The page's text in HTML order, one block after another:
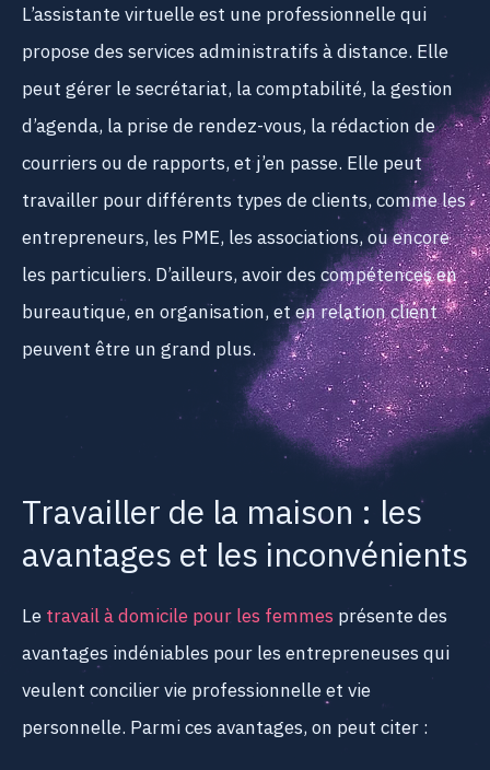
L’assistante virtuelle est une professionnelle qui
propose des services administratifs à distance. Elle
peut gérer le secrétariat, la comptabilité, la gestion
d’agenda, la prise de rendez-vous, la rédaction de
courriers ou de rapports, et j’en passe. Elle peut
travailler pour différents types de clients, comme les
entrepreneurs, les PME, les associations, ou encore
les particuliers. D’ailleurs, avoir des compétences en
bureautique, en organisation, et en relation client
peuvent être un grand plus.
Travailler de la maison : les
avantages et les inconvénients
Letravail à domicile pour les femmes présente des
avantages indéniables pour les entrepreneuses qui
veulent concilier vie professionnelle et vie
personnelle. Parmi ces avantages, on peut citer :